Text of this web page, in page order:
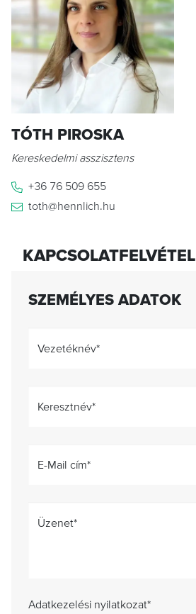
TÓTH PIROSKA
Kereskedelmi asszisztens
+36 76 509 655
toth@hennlich.hu
KAPCSOLATFELVÉTEL
SZEMÉLYES ADATOK
Vezetéknév*
Keresztnév*
E-Mail cím*
Üzenet*
Adatkezelési nyilatkozat*